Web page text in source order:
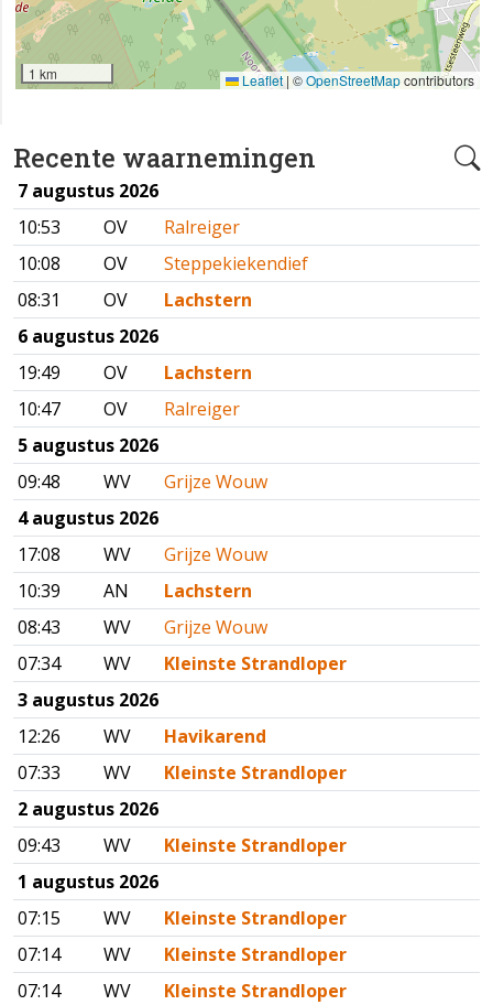
Recente waarnemingen
7 augustus 2026
10:53
OV
Ralreiger
10:08
OV
Steppekiekendief
08:31
OV
Lachstern
6 augustus 2026
19:49
OV
Lachstern
10:47
OV
Ralreiger
5 augustus 2026
09:48
WV
Grijze Wouw
4 augustus 2026
17:08
WV
Grijze Wouw
10:39
AN
Lachstern
08:43
WV
Grijze Wouw
07:34
WV
Kleinste Strandloper
3 augustus 2026
12:26
WV
Havikarend
07:33
WV
Kleinste Strandloper
2 augustus 2026
09:43
WV
Kleinste Strandloper
1 augustus 2026
07:15
WV
Kleinste Strandloper
07:14
WV
Kleinste Strandloper
07:14
WV
Kleinste Strandloper
1 km Leaflet | ©OpenStreetMapcontributors